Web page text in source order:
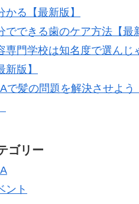
かる【最新版】
でできる歯のケア方法【最
専門学校は知名度で選んじ
新版】
で髪の問題を解決させよう
ゴリー
ント